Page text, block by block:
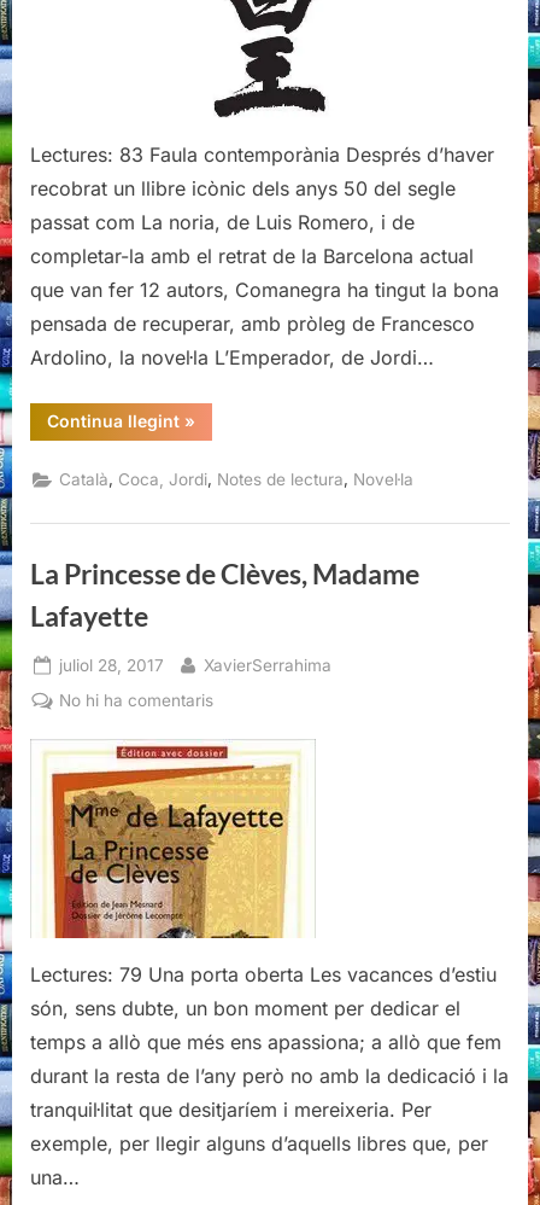
Lectures: 83 Faula contemporània Després d’haver
recobrat un llibre icònic dels anys 50 del segle
passat com La noria, de Luis Romero, i de
completar-la amb el retrat de la Barcelona actual
que van fer 12 autors, Comanegra ha tingut la bona
pensada de recuperar, amb pròleg de Francesco
Ardolino, la novel·la L’Emperador, de Jordi…
Continua llegint“L'Emperador,
Jordi
»
Català, Coca, Jordi, Notes de lectura, Novel·la
La Princesse de Clèves, Madame
Lafayette
Posted
on
juliol 28, 2017 By
XavierSerrahima
No hi ha comentarisa
Princesse
de
Clèves,
Madame
Lafayette
Lectures: 79 Una porta oberta Les vacances d’estiu
són, sens dubte, un bon moment per dedicar el
temps a allò que més ens apassiona; a allò que fem
durant la resta de l’any però no amb la dedicació i la
tranquil·litat que desitjaríem i mereixeria. Per
exemple, per llegir alguns d’aquells libres que, per
una…